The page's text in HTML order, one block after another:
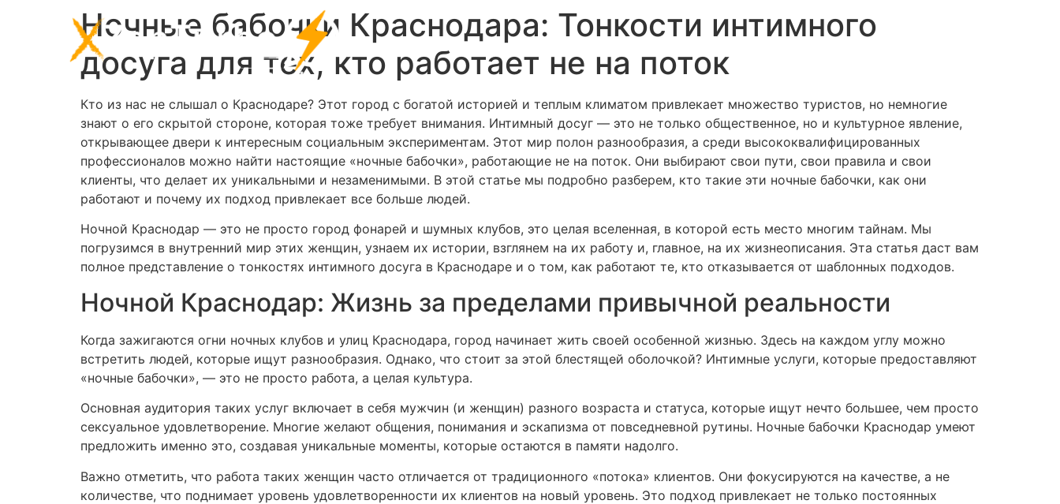
Ночные бабочки Краснодара: Тонкости интимного
досуга для тех, кто работает не на поток
Кто из нас не слышал о Краснодаре? Этот город с богатой историей и теплым климатом привлекает множество туристов, но немногие
знают о его скрытой стороне, которая тоже требует внимания. Интимный досуг — это не только общественное, но и культурное явление,
открывающее двери к интересным социальным экспериментам. Этот мир полон разнообразия, а среди высококвалифицированных
профессионалов можно найти настоящие «ночные бабочки», работающие не на поток. Они выбирают свои пути, свои правила и свои
клиенты, что делает их уникальными и незаменимыми. В этой статье мы подробно разберем, кто такие эти ночные бабочки, как они
работают и почему их подход привлекает все больше людей.
Ночной Краснодар — это не просто город фонарей и шумных клубов, это целая вселенная, в которой есть место многим тайнам. Мы
погрузимся в внутренний мир этих женщин, узнаем их истории, взглянем на их работу и, главное, на их жизнеописания. Эта статья даст вам
полное представление о тонкостях интимного досуга в Краснодаре и о том, как работают те, кто отказывается от шаблонных подходов.
Ночной Краснодар: Жизнь за пределами привычной реальности
Когда зажигаются огни ночных клубов и улиц Краснодара, город начинает жить своей особенной жизнью. Здесь на каждом углу можно
встретить людей, которые ищут разнообразия. Однако, что стоит за этой блестящей оболочкой? Интимные услуги, которые предоставляют
«ночные бабочки», — это не просто работа, а целая культура.
Основная аудитория таких услуг включает в себя мужчин (и женщин) разного возраста и статуса, которые ищут нечто большее, чем просто
сексуальное удовлетворение. Многие желают общения, понимания и эскапизма от повседневной рутины. Ночные бабочки Краснодар умеют
предложить именно это, создавая уникальные моменты, которые остаются в памяти надолго.
Важно отметить, что работа таких женщин часто отличается от традиционного «потока» клиентов. Они фокусируются на качестве, а не
количестве, что поднимает уровень удовлетворенности их клиентов на новый уровень. Это подход привлекает не только постоянных